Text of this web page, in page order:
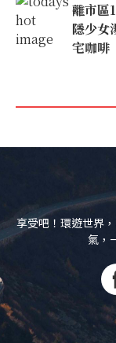
離市區
隱少女
宅咖啡
享受吧！環遊世界
氣，